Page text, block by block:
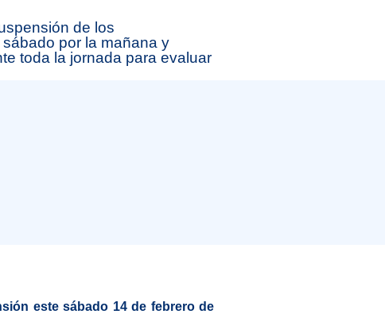
de los
por la mañana y
toda la jornada para evaluar
este sábado 14 de febrero de